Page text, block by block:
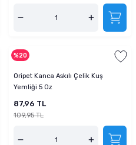
%20
Oripet Kanca Askılı Çelik Kuş
Yemliği 5 Oz
87,96 TL
109,95 TL